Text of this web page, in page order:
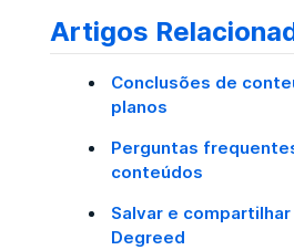
Artigos
Conclusões de
planos
Perguntas
conteúdos
Salvar e
Degreed